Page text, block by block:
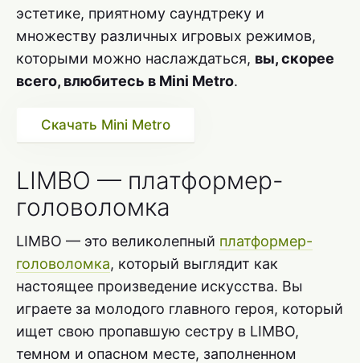
эстетике, приятному саундтреку и
множеству различных игровых режимов,
которыми можно наслаждаться, вы, скорее
всего, влюбитесь в Mini Metro.
Скачать Mini Metro
LIMBO — платформер-
головоломка
LIMBO — это великолепный платформер-
головоломка, который выглядит как
настоящее произведение искусства. Вы
играете за молодого главного героя, который
ищет свою пропавшую сестру в LIMBO,
темном и опасном месте, заполненном